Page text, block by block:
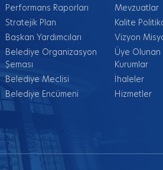
Performans Raporları
Stratejik Plan
Başkan Yardımcıları
Belediye Organizasyon
Şeması
Belediye Meclisi
Belediye Encümeni
Mevzuatlar
Kalite
Vizyon
Üye Olunan
Kurumlar
İhaleler
Hizmetler